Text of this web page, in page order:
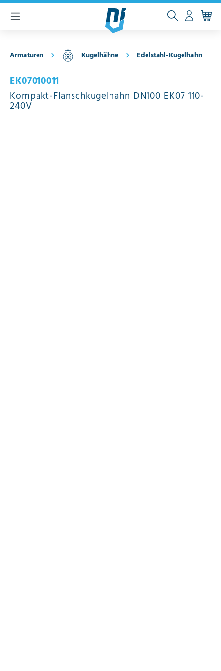
springen
Armaturen Kugelhähne Edelstahl-Kugelhahn
EK07010011
Kompakt-Flanschkugelhahn DN100 EK07 110-
240V